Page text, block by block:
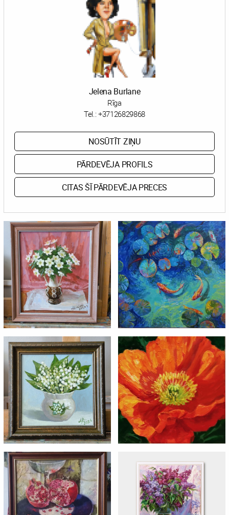
Jelena Burlane
Rīga
Tel.: +37126829868
NOSŪTĪT ZIŅU
PĀRDEVĒJA PROFILS
CITAS ŠĪ PĀRDEVĒJA PRECES